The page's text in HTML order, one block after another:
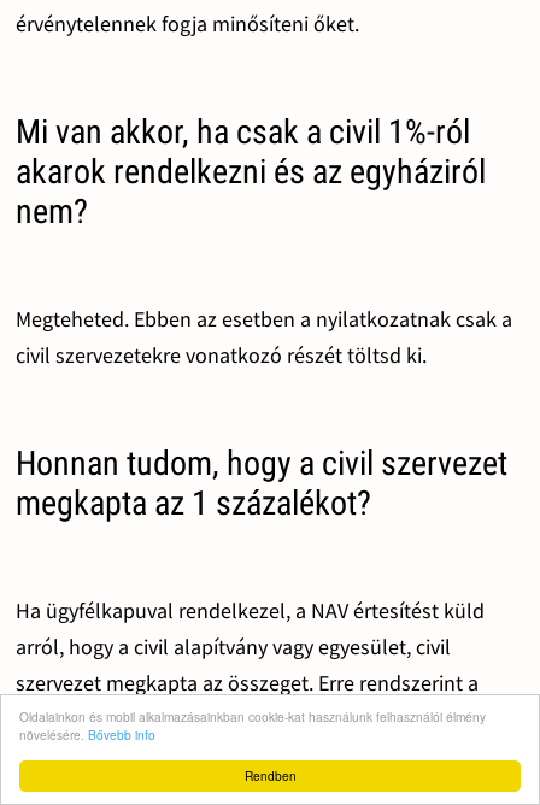
Rendben
Oldalainkon és mobil alkalmazásainkban cookie-kat használunk felhasználói élmény
növelésére. Bővebb info
érvénytelennek fogja minősíteni őket.
Mi van akkor, ha csak a civil 1%-ról
akarok rendelkezni és az egyháziról
nem?
Megteheted. Ebben az esetben a nyilatkozatnak csak a
civil szervezetekre vonatkozó részét töltsd ki.
Honnan tudom, hogy a civil szervezet
megkapta az 1 százalékot?
Ha ügyfélkapuval rendelkezel, a NAV értesítést küld
arról, hogy a civil alapítvány vagy egyesület, civil
szervezet megkapta az összeget. Erre rendszerint a
felajánlási évet követő év elején kerül sor.